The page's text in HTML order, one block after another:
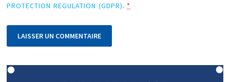
PROTECTION REGULATION (GDPR). *